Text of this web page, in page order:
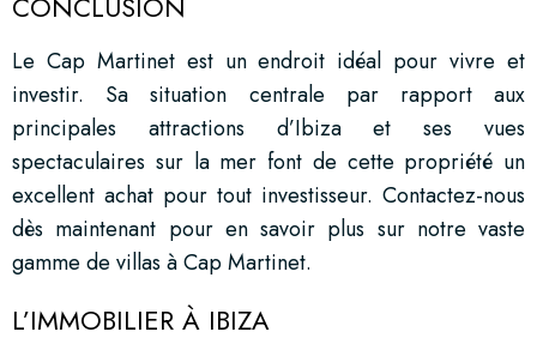
Le Cap Martinet est un endroit idéal pour vivre et
investir. Sa situation centrale par rapport aux
principales attractions d’Ibiza et ses vues
spectaculaires sur la mer font de cette propriété un
excellent achat pour tout investisseur. Contactez-nous
dès maintenant pour en savoir plus sur notre vaste
gamme de villas à Cap Martinet.
L’IMMOBILIER À IBIZA